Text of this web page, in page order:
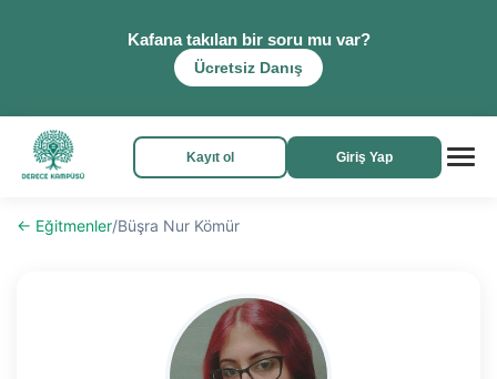
Kafana takılan bir soru mu var?
Ücretsiz Danış
Kayıt ol Giriş Yap
← Eğitmenler/Büşra Nur Kömür